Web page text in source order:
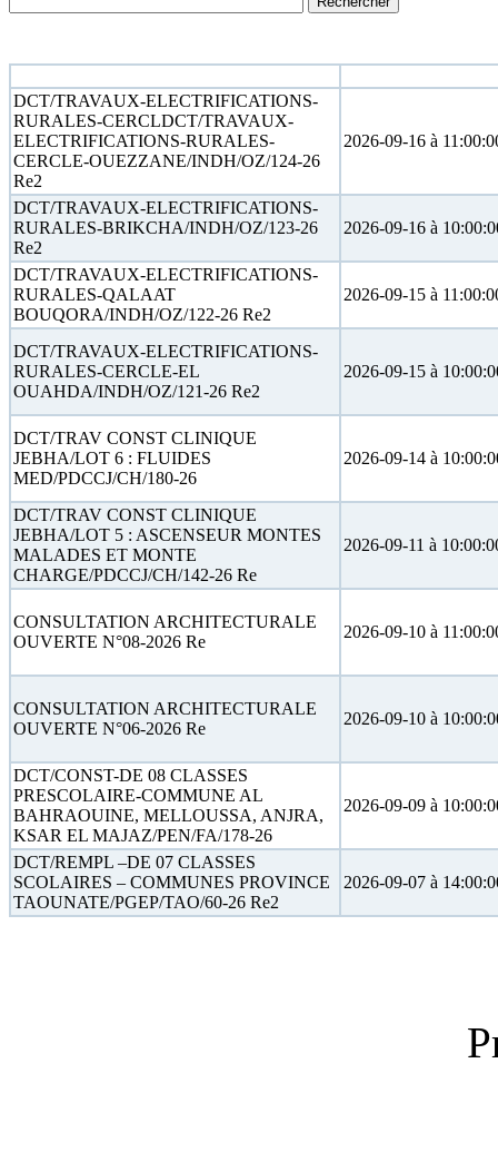
DCT/TRAVAUX-ELECTRIFICATIONS-
RURALES-CERCLDCT/TRAVAUX-
ELECTRIFICATIONS-RURALES-
CERCLE-OUEZZANE/INDH/OZ/124-26
Re2
2026-09-16 à
DCT/TRAVAUX-ELECTRIFICATIONS-
RURALES-BRIKCHA/INDH/OZ/123-26
Re2
2026-09-16 à
DCT/TRAVAUX-ELECTRIFICATIONS-
RURALES-QALAAT
BOUQORA/INDH/OZ/122-26 Re2
2026-09-15 à
DCT/TRAVAUX-ELECTRIFICATIONS-
RURALES-CERCLE-EL
OUAHDA/INDH/OZ/121-26 Re2
2026-09-15 à
DCT/TRAV CONST CLINIQUE
JEBHA/LOT 6 : FLUIDES
MED/PDCCJ/CH/180-26
2026-09-14 à
DCT/TRAV CONST CLINIQUE
JEBHA/LOT 5 : ASCENSEUR MONTES
MALADES ET MONTE
CHARGE/PDCCJ/CH/142-26 Re
2026-09-11 à
CONSULTATION ARCHITECTURALE
OUVERTE N°08-2026 Re
2026-09-10 à
CONSULTATION ARCHITECTURALE
OUVERTE N°06-2026 Re
2026-09-10 à
DCT/CONST-DE 08 CLASSES
PRESCOLAIRE-COMMUNE AL
BAHRAOUINE, MELLOUSSA, ANJRA,
KSAR EL MAJAZ/PEN/FA/178-26
2026-09-09 à
DCT/REMPL –DE 07 CLASSES
SCOLAIRES – COMMUNES PROVINCE
TAOUNATE/PGEP/TAO/60-26 Re2
2026-09-07 à